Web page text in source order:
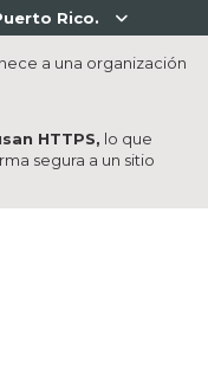
Rico. 
a una organización
HTTPS, lo que
segura a un sitio